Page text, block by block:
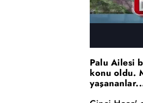
Palu Ailesi
konu oldu.